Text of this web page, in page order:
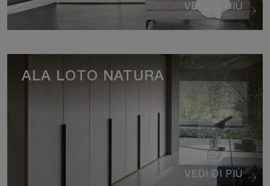
VEDI DI PIÙ
VEDI DI PIÙ
ALA LOTO NATURA